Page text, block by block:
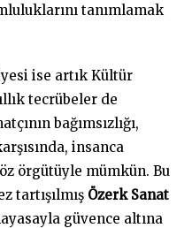
tanımlamak
ise artık Kültür
tecrübeler de
bağımsızlığı,
insanca
örgütüyle mümkün. Bu
tartışılmış Özerk Sanat
güvence altına